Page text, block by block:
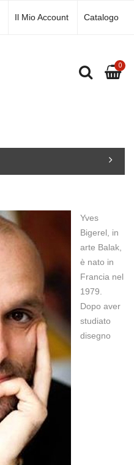
Il Mio Account Catalogo
0
Yves
Bigerel, in
arte Balak,
è nato in
Francia nel
1979.
Dopo aver
studiato
disegno